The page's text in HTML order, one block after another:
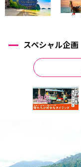
スペシャル企画